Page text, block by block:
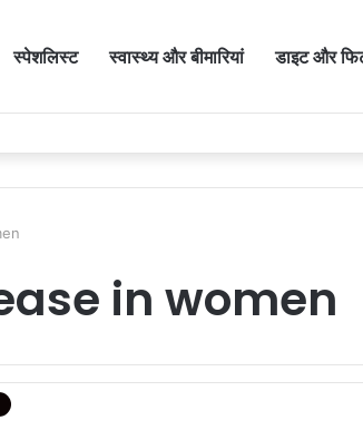
स्पेशलिस्ट स्वास्थ्य और बीमारियां डाइट और
in women